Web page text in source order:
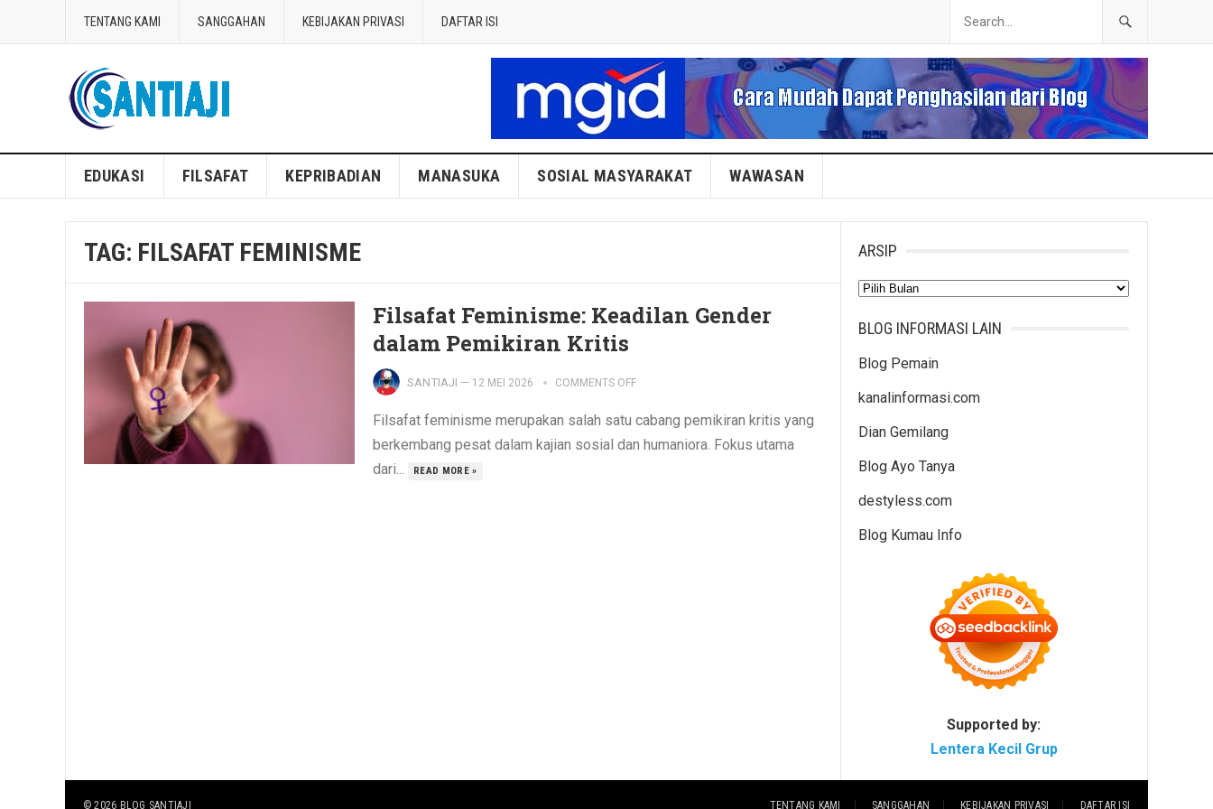
TENTANG KAMI SANGGAHAN KEBIJAKAN PRIVASI DAFTAR ISI
Blog Santiaji
EDUKASI FILSAFAT KEPRIBADIAN MANASUKA SOSIAL MASYARAKAT WAWASAN
TAG: FILSAFAT FEMINISME
Filsafat Feminisme: Keadilan Gender
dalam Pemikiran Kritis
SANTIAJI — 12 MEI 2026 COMMENTS OFF
Filsafat feminisme merupakan salah satu cabang pemikiran kritis yang
berkembang pesat dalam kajian sosial dan humaniora. Fokus utama
dari...
READ MORE »
ARSIP
Arsip
BLOG INFORMASI LAIN
Blog Pemain
kanalinformasi.com
Dian Gemilang
Blog Ayo Tanya
destyless.com
Blog Kumau Info
Supported by:
Lentera Kecil Grup
© 2026 BLOG SANTIAJI TENTANG KAMI SANGGAHAN KEBIJAKAN PRIVASI DAFTAR ISI